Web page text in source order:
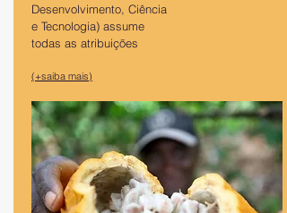
Desenvolvimento, Ciência
e Tecnologia) assume
todas as atribuições
(+saiba mais)